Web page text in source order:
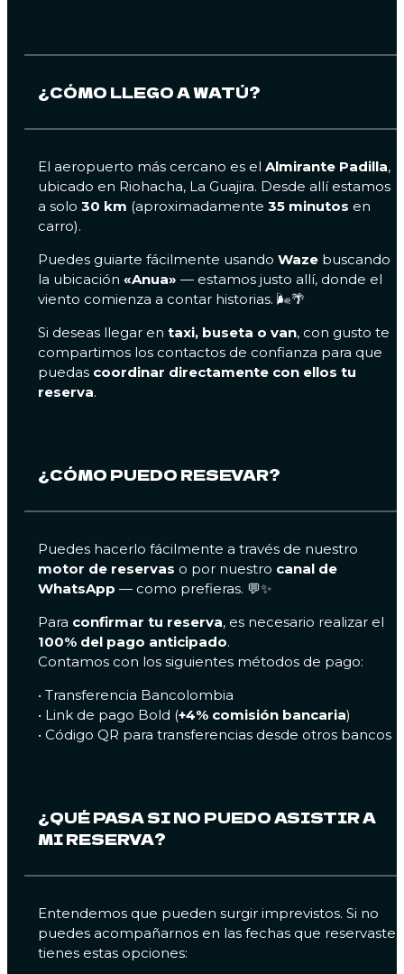
¿CÓMO LLEGO A WATÚ?
El aeropuerto más cercano es elAlmirante Padilla,
ubicado en Riohacha, La Guajira. Desde allí estamos
a solo30 km (aproximadamente35 minutos en
carro).
Puedes guiarte fácilmente usandoWaze buscando
la ubicación«Anua» — estamos justo allí, donde el
viento comienza a contar historias. 🌬️🌴
Si deseas llegar entaxi, buseta o van, con gusto te
compartimos los contactos de confianza para que
puedas coordinar directamente con ellos tu
reserva.
¿CÓMO PUEDO RESEVAR?
Puedes hacerlo fácilmente a través de nuestro
motor de reservas o por nuestro canal de
WhatsApp — como prefieras. 💬✨
Para confirmar tu reserva, es necesario realizar el
100% del pago anticipado.
Contamos con los siguientes métodos de pago:
• Transferencia Bancolombia
• Link de pago Bold (+4% comisión bancaria)
• Código QR para transferencias desde otros bancos
¿QUÉ PASA SI NO PUEDO ASISTIR A
MI RESERVA?
Entendemos que pueden surgir imprevistos. Si no
puedes acompañarnos en las fechas que reservaste,
tienes estas opciones: